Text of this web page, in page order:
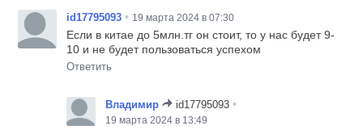
id17795093 • 19 марта 2024 в 07:30
Если в китае до 5млн.тг он стоит, то у нас будет 9-
10 и не будет пользоваться успехом
Ответить
Владимир id17795093 •
19 марта 2024 в 13:49